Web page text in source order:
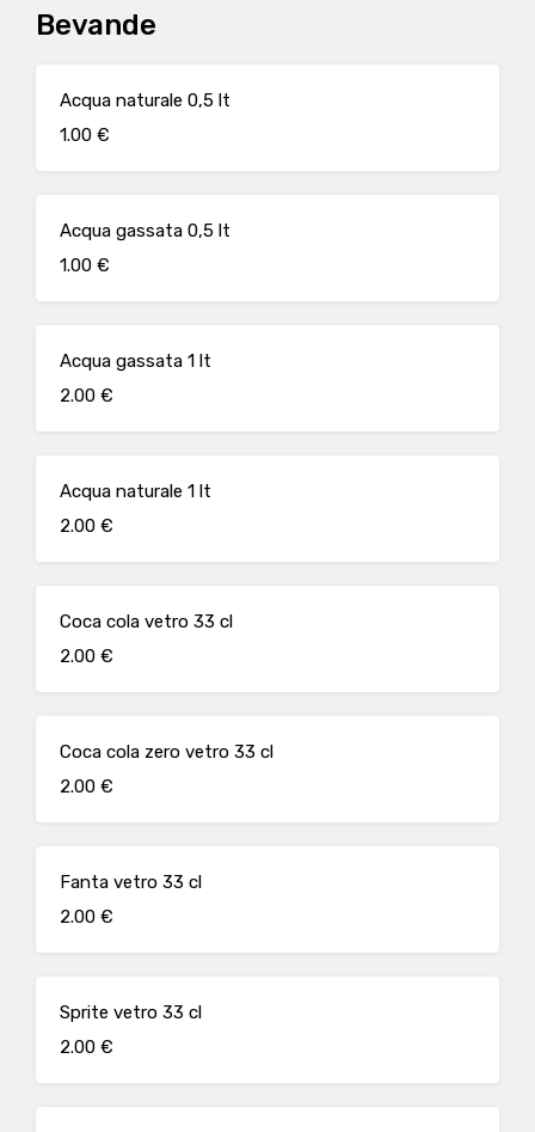
Bevande
Acqua naturale 0,5 lt
1.00 €
Acqua gassata 0,5 lt
1.00 €
Acqua gassata 1 lt
2.00 €
Acqua naturale 1 lt
2.00 €
Coca cola vetro 33 cl
2.00 €
Coca cola zero vetro 33 cl
2.00 €
Fanta vetro 33 cl
2.00 €
Sprite vetro 33 cl
2.00 €